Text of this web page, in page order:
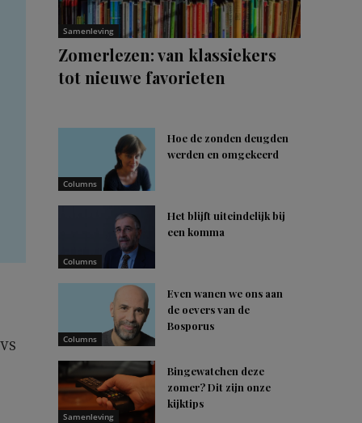
Samenleving
Zomerlezen: van klassiekers
tot nieuwe favorieten
Columns
Hoe de zonden deugden
werden en omgekeerd
Columns
Het blijft uiteindelijk bij
een komma
Columns
Even wanen we ons aan
de oevers van de
Bosporus
Samenleving
Bingewatchen deze
zomer? Dit zijn onze
kijktips